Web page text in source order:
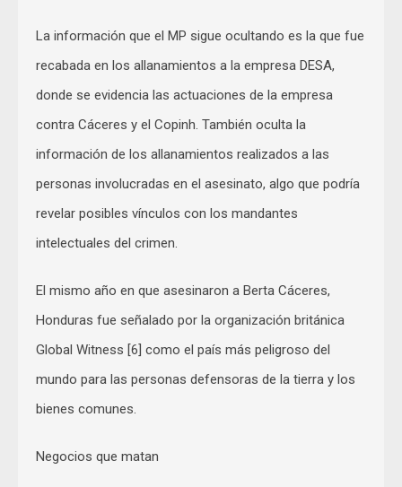
La información que el MP sigue ocultando es la que fue
recabada en los allanamientos a la empresa DESA,
donde se evidencia las actuaciones de la empresa
contra Cáceres y el Copinh. También oculta la
información de los allanamientos realizados a las
personas involucradas en el asesinato, algo que podría
revelar posibles vínculos con los mandantes
intelectuales del crimen.
El mismo año en que asesinaron a Berta Cáceres,
Honduras fue señalado por la organización británica
Global Witness [6] como el país más peligroso del
mundo para las personas defensoras de la tierra y los
bienes comunes.
Negocios que matan